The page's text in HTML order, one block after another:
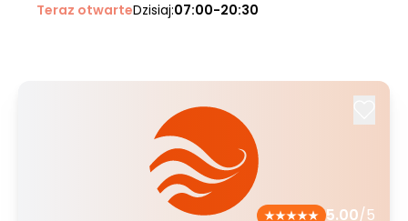
Teraz otwarteDzisiaj:07:00-20:30
5.00/5